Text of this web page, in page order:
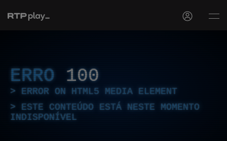
ERRO 100
ERROR ON HTML5 MEDIA ELEMENT
ESTE CONTEÚDO ESTÁ NESTE MOMENTO
INDISPONÍVEL